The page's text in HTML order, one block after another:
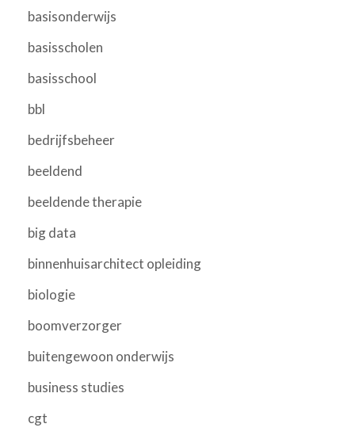
basisonderwijs
basisscholen
basisschool
bbl
bedrijfsbeheer
beeldend
beeldende therapie
big data
binnenhuisarchitect opleiding
biologie
boomverzorger
buitengewoon onderwijs
business studies
cgt